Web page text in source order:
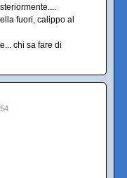
fuori, calippo al
chi sa fare di